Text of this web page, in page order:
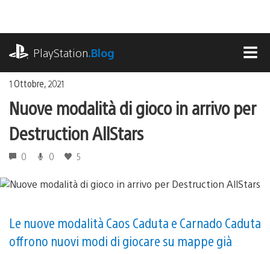
contenuto
PlayStation.Blog
1 Ottobre, 2021
Nuove modalità di gioco in arrivo per
Destruction AllStars
0 0 5
Le nuove modalità Caos Caduta e Carnado Caduta
offrono nuovi modi di giocare su mappe già